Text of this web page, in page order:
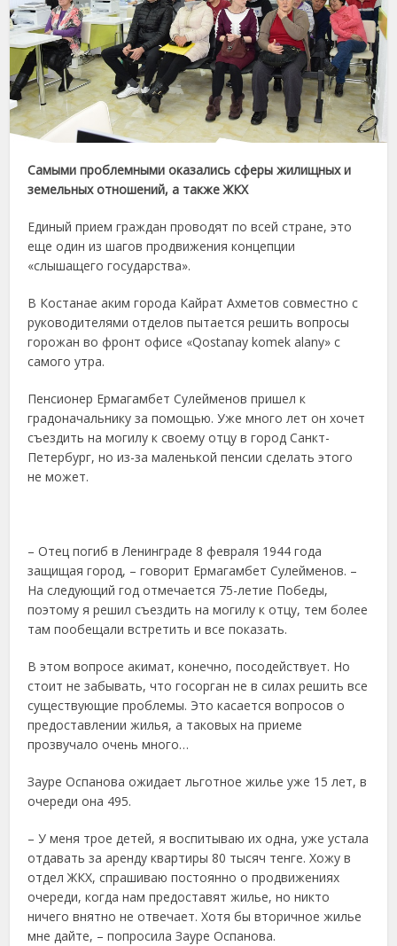
Самыми проблемными оказались сферы жилищных и
земельных отношений, а также ЖКХ
Единый прием граждан проводят по всей стране, это
еще один из шагов продвижения концепции
«слышащего государства».
В Костанае аким города Кайрат Ахметов совместно с
руководителями отделов пытается решить вопросы
горожан во фронт офисе «Qostanay komek alany» с
самого утра.
Пенсионер Ермагамбет Сулейменов пришел к
градоначальнику за помощью. Уже много лет он хочет
съездить на могилу к своему отцу в город Санкт-
Петербург, но из-за маленькой пенсии сделать этого
не может.
– Отец погиб в Ленинграде 8 февраля 1944 года
защищая город, – говорит Ермагамбет Сулейменов. –
На следующий год отмечается 75-летие Победы,
поэтому я решил съездить на могилу к отцу, тем более
там пообещали встретить и все показать.
В этом вопросе акимат, конечно, посодействует. Но
стоит не забывать, что госорган не в силах решить все
существующие проблемы. Это касается вопросов о
предоставлении жилья, а таковых на приеме
прозвучало очень много…
Зауре Оспанова ожидает льготное жилье уже 15 лет, в
очереди она 495.
– У меня трое детей, я воспитываю их одна, уже устала
отдавать за аренду квартиры 80 тысяч тенге. Хожу в
отдел ЖКХ, спрашиваю постоянно о продвижениях
очереди, когда нам предоставят жилье, но никто
ничего внятно не отвечает. Хотя бы вторичное жилье
мне дайте, – попросила Зауре Оспанова.